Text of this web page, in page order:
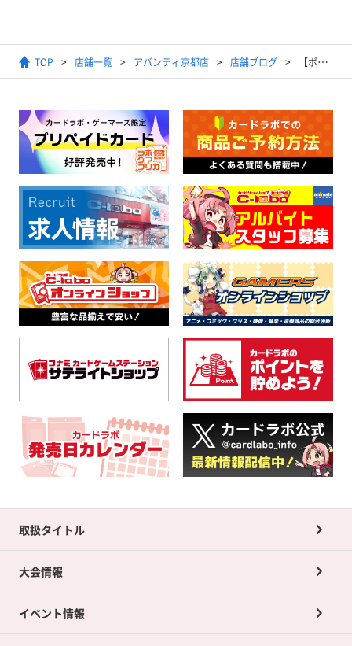
TOP 店舗一覧 アバンティ京都店 店舗ブログ 【ポケモンカード】2024年11月1日開催トレーナーズリーグ(オープンリーグ)結果発表【優勝デッキ】
取扱タイトル
大会情報
イベント情報